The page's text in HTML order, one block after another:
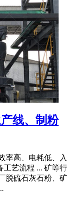
线、制粉
率高、电耗低、入
工艺流程 ... 矿等行
脱硫石灰石粉、矿